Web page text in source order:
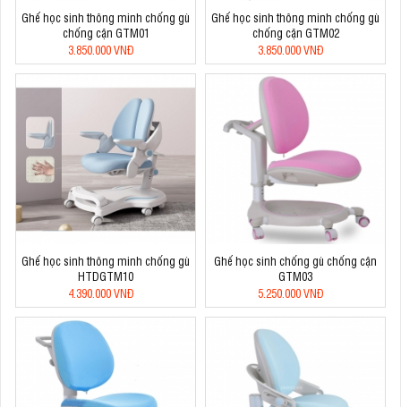
Ghế học sinh thông minh chống gù
chống cận GTM01
3.850.000 VNĐ
Ghế học sinh thông minh chống gù
chống cận GTM02
3.850.000 VNĐ
Ghế học sinh thông minh chống gù
HTDGTM10
4.390.000 VNĐ
Ghế học sinh chống gù chống cận
GTM03
5.250.000 VNĐ